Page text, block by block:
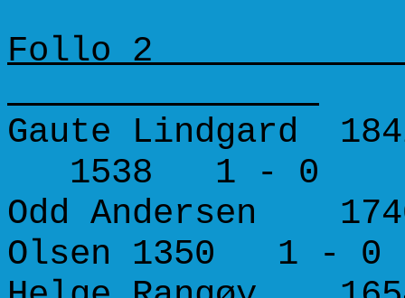
Follo 2
Gaute Lindgard
1538 1 - 0
Odd Andersen
Olsen 1350 1 - 0